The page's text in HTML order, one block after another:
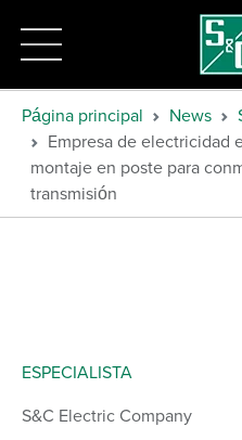
Página principal News
Empresa de electricidad
montaje en poste para
transmisión
ESPECIALISTA
S&C Electric Company